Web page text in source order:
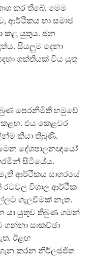
කර තිබේ. මෙම
ආර්ථිකය හා සමාජ
කළ යුතුය. ජන
සියලුම දෙනා
ශක්තියක් විය යුතු
පෙරනිමිති හමුවේ
එය කෙළවර
කියා තිබුණි.
දේශපාලනඥයෝ
සිටියේය.
ආර්ථිකය සාගරයේ
විශාල ආර්ථික
ගැලවීමක් නැත.
යා යුතුව තිබුණ ගමන්
ගන්නා සාකච්ඡා
ඊළඟ
කරන නිර්ලජජිත